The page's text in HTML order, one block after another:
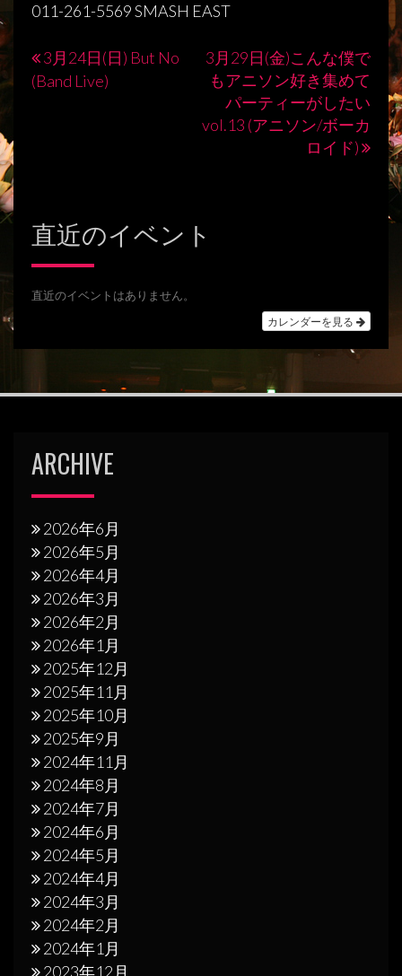
011-261-5569 SMASH EAST
投
ー
シ
ョ
3月24日(日) But No
(Band Live)
3月29日(金)こんな僕で
もアニソン好き集めて
パーティーがしたい
vol.13 (アニソン/ボーカ
ロイド)
直近のイベント
直近のイベントはありません。
カレンダーを見る
ARCHIVE
2026年6月
2026年5月
2026年4月
2026年3月
2026年2月
2026年1月
2025年12月
2025年11月
2025年10月
2025年9月
2024年11月
2024年8月
2024年7月
2024年6月
2024年5月
2024年4月
2024年3月
2024年2月
2024年1月
2023年12月